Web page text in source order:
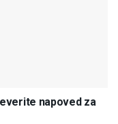
napoved za